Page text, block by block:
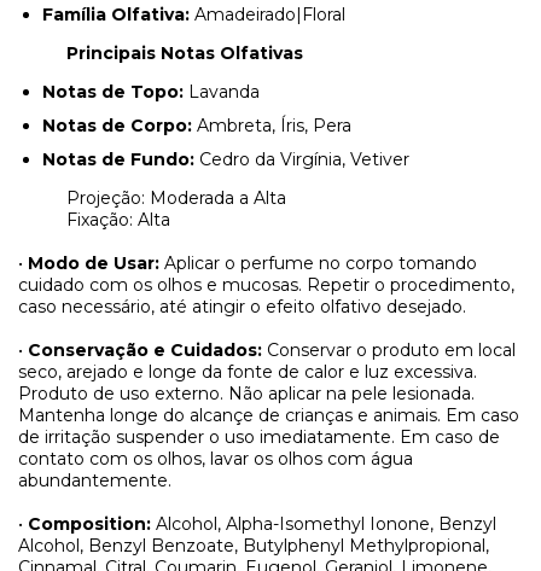
Família Olfativa: Amadeirado|Floral
Principais Notas Olfativas
Notas de Topo: Lavanda
Notas de Corpo: Ambreta, Íris, Pera
Notas de Fundo: Cedro da Virgínia, Vetiver
Projeção: Moderada a Alta
Fixação: Alta
• Modo de Usar: Aplicar o perfume no corpo tomando
cuidado com os olhos e mucosas. Repetir o procedimento,
caso necessário, até atingir o efeito olfativo desejado.
• Conservação e Cuidados: Conservar o produto em local
seco, arejado e longe da fonte de calor e luz excessiva.
Produto de uso externo. Não aplicar na pele lesionada.
Mantenha longe do alcançe de crianças e animais. Em caso
de irritação suspender o uso imediatamente. Em caso de
contato com os olhos, lavar os olhos com água
abundantemente.
• Composition: Alcohol, Alpha-Isomethyl Ionone, Benzyl
Alcohol, Benzyl Benzoate, Butylphenyl Methylpropional,